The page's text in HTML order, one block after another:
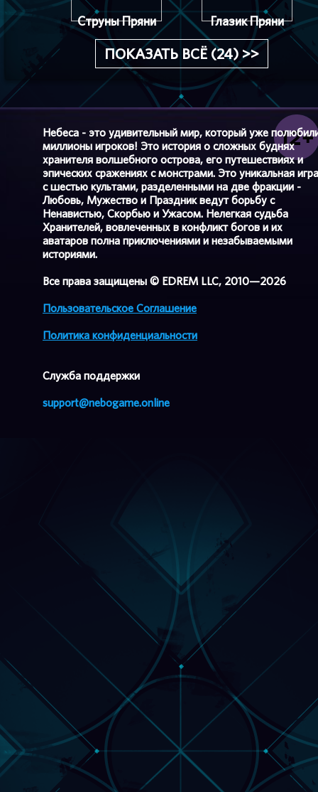
Струны Пряни Глазик Пряни
ПОКАЗАТЬ ВСЁ (24) >>
Небеса - это удивительный мир, который уже
миллионы игроков! Это история о сложных буднях
хранителя волшебного острова, его путешествиях и
эпических сражениях с монстрами. Это уникальная игра
с шестью культами, разделенными на две фракции -
Любовь, Мужество и Праздник ведут борьбу с
Ненавистью, Скорбью и Ужасом. Нелегкая судьба
Хранителей, вовлеченных в конфликт богов и их
аватаров полна приключениями и незабываемыми
историями.
Все права защищены © EDREM LLC, 2010—2026
Пользовательское Соглашение
Политика конфиденциальности
Cлужба поддержки
support@nebogame.online